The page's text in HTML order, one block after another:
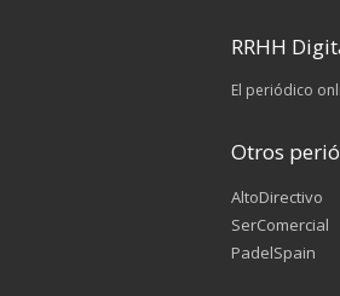
RRHH
El periódico
Otros
AltoDirectivo
SerComercial
PadelSpain